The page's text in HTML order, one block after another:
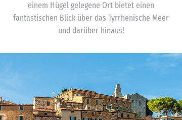
einem Hügel gelegene Ort bietet einen
fantastischen Blick über das Tyrrhenische Meer
und darüber hinaus!